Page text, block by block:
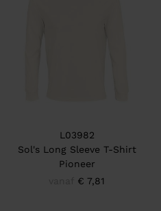
L03982
Sol's Long Sleeve T-Shirt
Pioneer
€ 7,81